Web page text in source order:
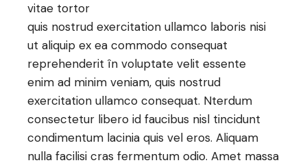
vitae tortor
quis nostrud exercitation ullamco laboris nisi
ut aliquip ex ea commodo consequat
reprehenderit în voluptate velit essente
enim ad minim veniam, quis nostrud
exercitation ullamco consequat. Nterdum
consectetur libero id faucibus nisl tincidunt
condimentum lacinia quis vel eros. Aliquam
nulla facilisi cras fermentum odio. Amet massa